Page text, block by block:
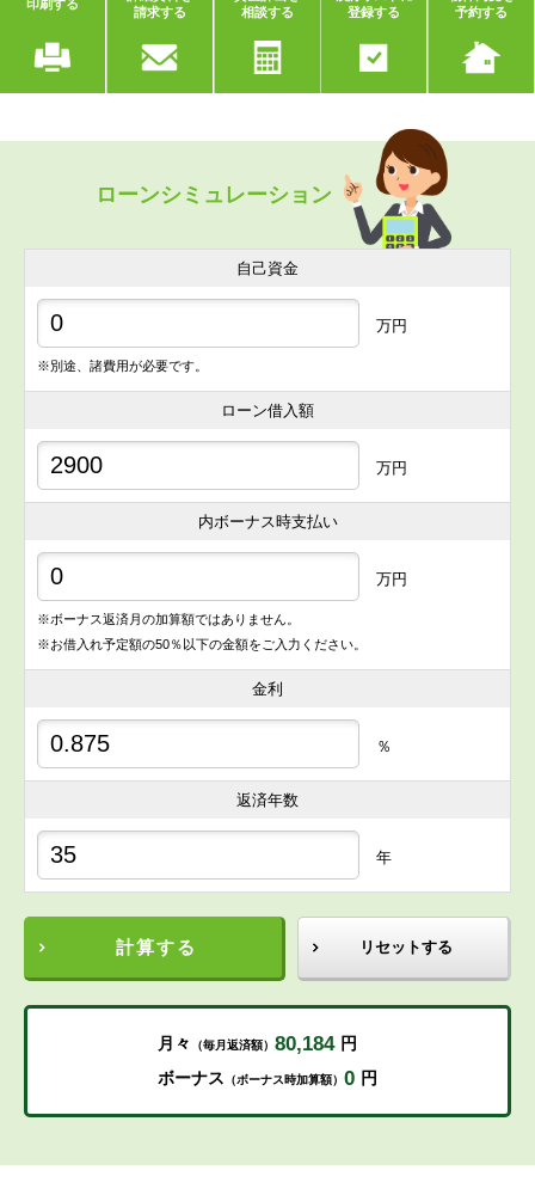
印刷する
請求する
相談する
登録する
予約する
ローンシミュレーション
自己資金
万円
※別途、諸費用が必要です。
ローン借入額
万円
内ボーナス時支払い
万円
※ボーナス返済月の加算額ではありません。
※お借入れ予定額の50％以下の金額をご入力ください。
金利
％
返済年数
年
計算する リセットする
月々 （毎月返済額） 80,184 円
ボーナス （ボーナス時加算額） 0 円